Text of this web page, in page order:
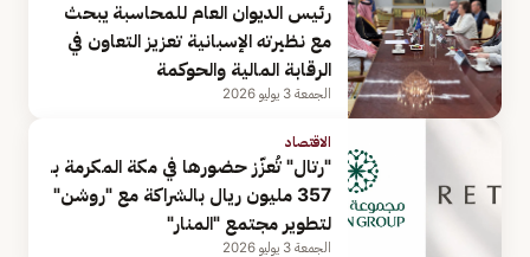
رئيس الديوان العام للمحاسبة يبحث
مع نظيرته الإسبانية تعزيز التعاون في
الرقابة المالية والحوكمة
الجمعة 3 يوليو 2026
الاقتصاد
"رتال" تُعزّز حضورها في مكة المكرمة بـ
357 مليون ريال بالشراكة مع "روشن"
لتطوير مجتمع "المنار"
الجمعة 3 يوليو 2026